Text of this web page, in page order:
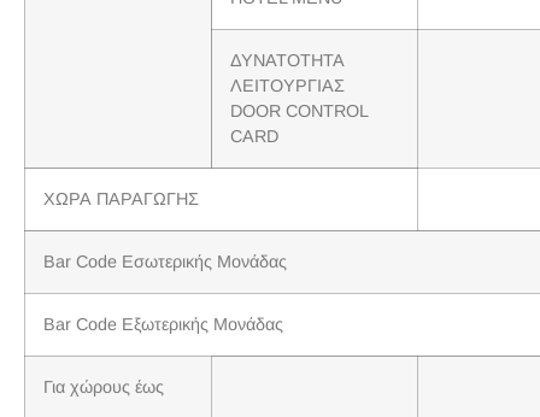
ΔΥΝΑΤΟΤΗΤΑ
ΛΕΙΤΟΥΡΓΙΑΣ
DOOR CONTROL
CARD
ΧΩΡΑ ΠΑΡΑΓΩΓΗΣ
Bar Code Εσωτερικής Μονάδας
Bar Code Εξωτερικής Μονάδας
Για χώρους έως